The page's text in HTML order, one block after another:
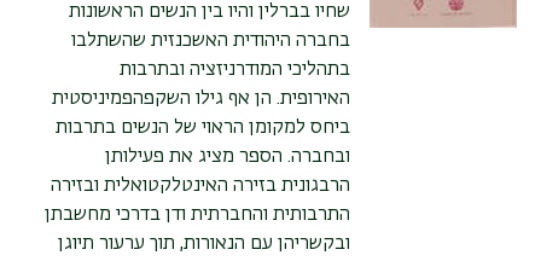
שחיו בברלין והיו בין הנשים הראשונות
בחברה היהודית האשכנזית שהשתלבו
בתהליכי המודרניזציה ובתרבות
האירופית. הן אף גילו השקפהפמיניסטית
ביחס למקומן הראוי של הנשים בתרבות
ובחברה. הספר מציג את פעילותן
הרבגונית בזירה האינטלקטואלית ובזירה
התרבותית והחברתית ודן בדרכי מחשבתן
ובקשריהן עם הנאורות, תוך ערעור תיוגן